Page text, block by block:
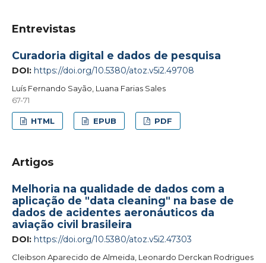
Entrevistas
Curadoria digital e dados de pesquisa
DOI: https://doi.org/10.5380/atoz.v5i2.49708
Luís Fernando Sayão, Luana Farias Sales
67-71
HTML EPUB PDF
Artigos
Melhoria na qualidade de dados com a
aplicação de "data cleaning" na base de
dados de acidentes aeronáuticos da
aviação civil brasileira
DOI: https://doi.org/10.5380/atoz.v5i2.47303
Cleibson Aparecido de Almeida, Leonardo Derckan Rodrigues